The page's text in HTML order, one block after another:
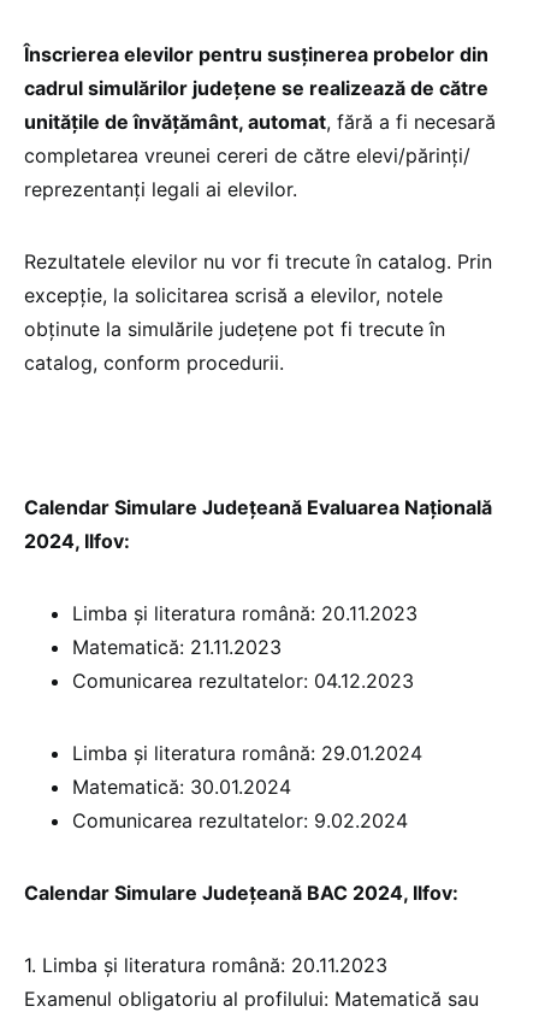
Înscrierea elevilor pentru susținerea probelor din
cadrul simulărilor județene se realizează de către
unitățile de învățământ, automat, fără a fi necesară
completarea vreunei cereri de către elevi/părinți/
reprezentanți legali ai elevilor.
Rezultatele elevilor nu vor fi trecute în catalog. Prin
excepție, la solicitarea scrisă a elevilor, notele
obținute la simulările județene pot fi trecute în
catalog, conform procedurii.
Calendar Simulare Județeană Evaluarea Națională
2024, Ilfov:
Limba și literatura română: 20.11.2023
Matematică: 21.11.2023
Comunicarea rezultatelor: 04.12.2023
Limba și literatura română: 29.01.2024
Matematică: 30.01.2024
Comunicarea rezultatelor: 9.02.2024
Calendar Simulare Județeană BAC 2024, Ilfov:
1. Limba și literatura română: 20.11.2023
Examenul obligatoriu al profilului: Matematică sau